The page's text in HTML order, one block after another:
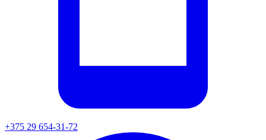
+375 29 654-31-72